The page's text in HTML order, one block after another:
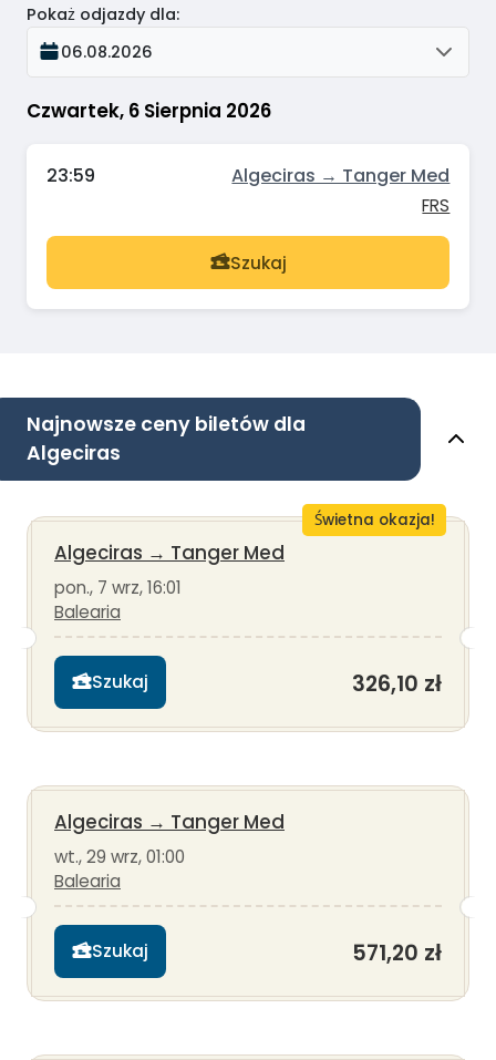
Czwartek, 6 Sierpnia 2026
Pokaż odjazdy dla:
06.08.2026
23:59 Algeciras → Tanger Med
FRS
Szukaj
Najnowsze ceny biletów dla
Algeciras
Świetna okazja!
Algeciras → Tanger Med
pon., 7 wrz, 16:01
Balearia
Szukaj 326,10 zł
Algeciras → Tanger Med
wt., 29 wrz, 01:00
Balearia
Szukaj 571,20 zł